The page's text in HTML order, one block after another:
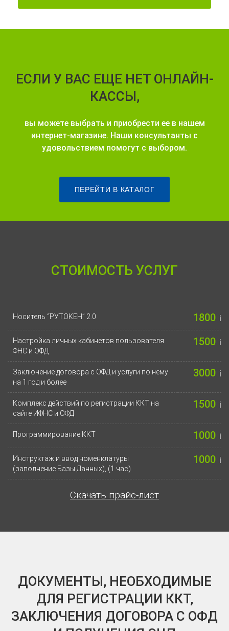
ЕСЛИ У ВАС ЕЩЕ НЕТ ОНЛАЙН-
КАССЫ,
вы можете выбрать и приобрести ее в нашем
интернет-магазине. Наши консультанты с
удовольствием помогут с выбором.
ПЕРЕЙТИ В КАТАЛОГ
СТОИМОСТЬ УСЛУГ
Носитель “РУТОКЕН” 2.0 1800 i
Настройка личных кабинетов пользователя
ФНС и ОФД
1500 i
Заключение договора с ОФД и услуги по нему
на 1 год и более
3000 i
Комплекс действий по регистрации ККТ на
сайте ИФНС и ОФД
1500 i
Программирование ККТ 1000 i
Инструктаж и ввод номенклатуры
(заполнение Базы Данных), (1 час)
1000 i
Скачать прайс-лист
ДОКУМЕНТЫ, НЕОБХОДИМЫЕ
ДЛЯ РЕГИСТРАЦИИ ККТ,
ЗАКЛЮЧЕНИЯ ДОГОВОРА С ОФД